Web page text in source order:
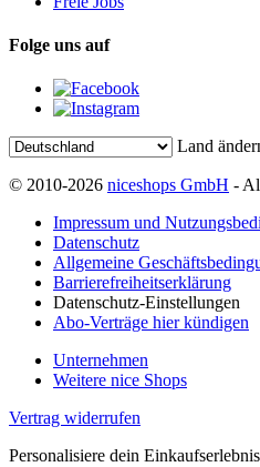
Folge uns auf
Land
© 2010-2026 niceshops GmbH -
Impressum und
Datenschutz
Allgemeine
Barrierefreiheitserklärung
Datenschutz-Einstellungen
Abo-Verträge hier kündigen
Unternehmen
Weitere nice Shops
Vertrag widerrufen
Personalisiere dein Einkaufserlebnis